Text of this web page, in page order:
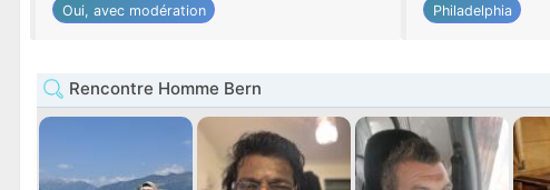
Oui, avec modération Philadelphia
Rencontre Homme Bern